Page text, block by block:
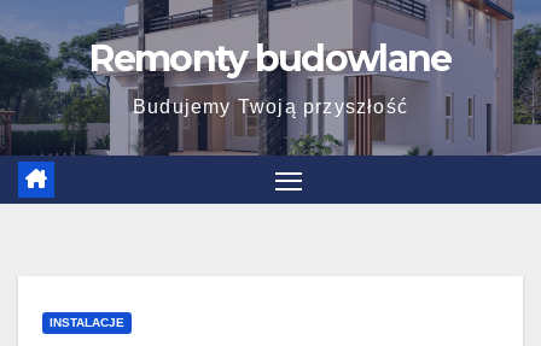
to
content
Remonty budowlane
Budujemy Twoją przyszłość
INSTALACJE